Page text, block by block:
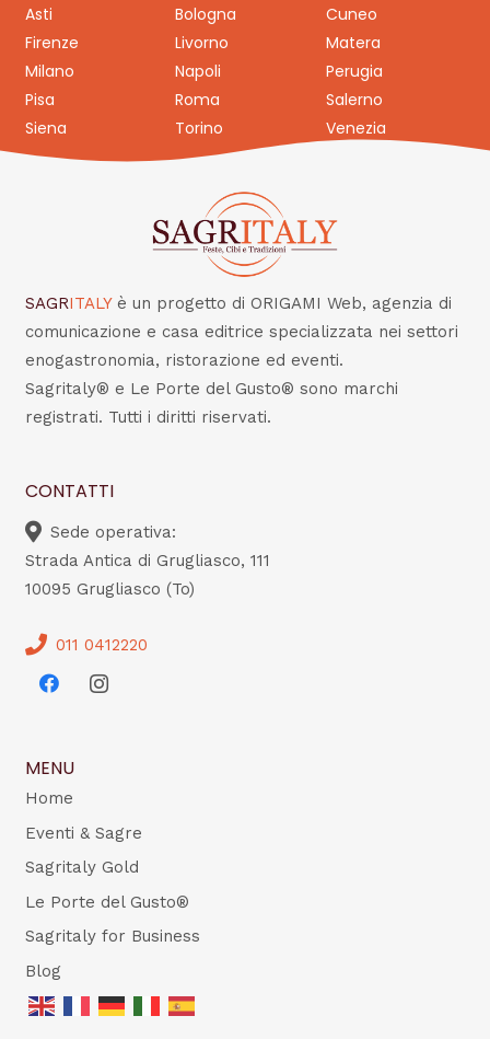
Asti Bologna
Cuneo
Firenze
Livorno
Matera
Milano
Napoli
Perugia
Pisa
Roma
Salerno
Siena
Torino Venezia
SAGRITALY è un progetto di ORIGAMI Web, agenzia di
comunicazione e casa editrice specializzata nei settori
enogastronomia, ristorazione ed eventi.
Sagritaly® e Le Porte del Gusto® sono marchi
registrati. Tutti i diritti riservati.
CONTATTI
Sede operativa:
Strada Antica di Grugliasco, 111
10095 Grugliasco (To)
011 0412220
MENU
Home
Eventi & Sagre
Sagritaly Gold
Le Porte del Gusto®
Sagritaly for Business
Blog